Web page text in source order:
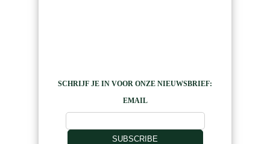
SCHRIJF JE IN VOOR ONZE NIEUWSBRIEF:
EMAIL
SUBSCRIBE